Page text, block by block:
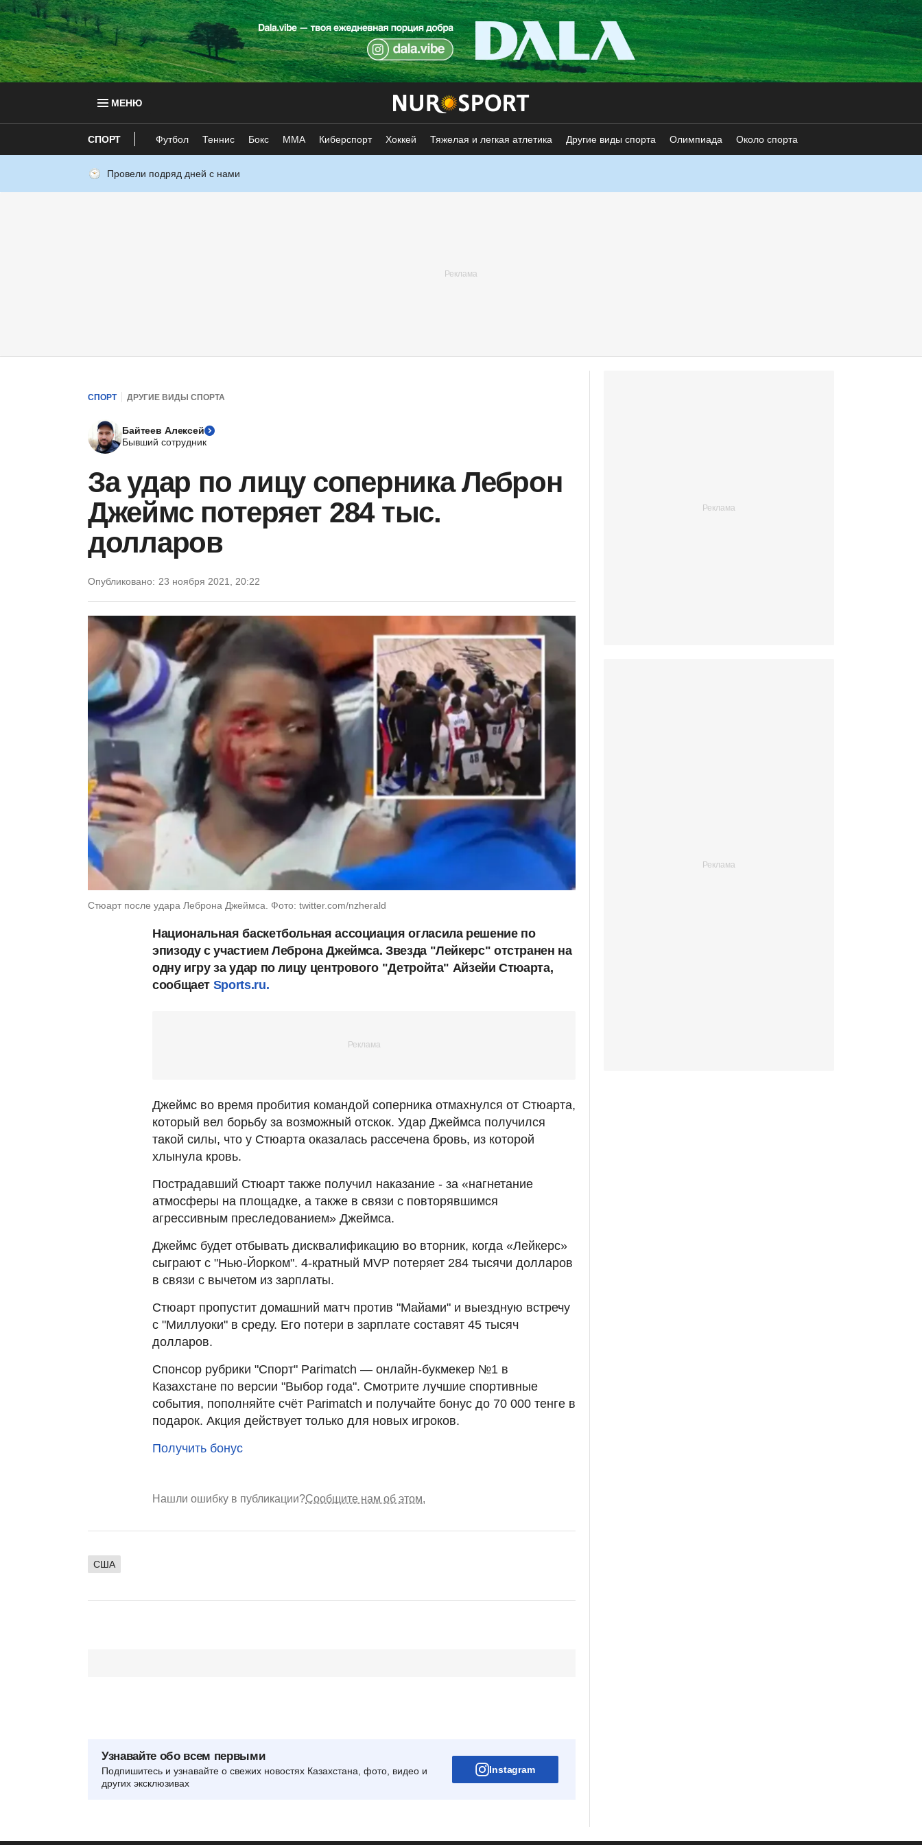
МЕНЮ
СПОРТ Футбол Теннис Бокс ММА Киберспорт Хоккей Тяжелая и легкая атлетика Другие виды спорта Олимпиада Около спорта
Провели подряд дней с нами
СПОРТ ДРУГИЕ ВИДЫ СПОРТА
Байтеев Алексей
Бывший сотрудник
За удар по лицу соперника Леброн
Джеймс потеряет 284 тыс.
долларов
Опубликовано: 23 ноября 2021, 20:22
Стюарт после удара Леброна Джеймса. Фото: twitter.com/nzherald
Национальная баскетбольная ассоциация огласила решение по
эпизоду с участием Леброна Джеймса. Звезда "Лейкерс" отстранен на
одну игру за удар по лицу центрового "Детройта" Айзейи Стюарта,
сообщает Sports.ru.
Джеймс во время пробития командой соперника отмахнулся от Стюарта,
который вел борьбу за возможный отскок. Удар Джеймса получился
такой силы, что у Стюарта оказалась рассечена бровь, из которой
хлынула кровь.
Пострадавший Стюарт также получил наказание - за «нагнетание
атмосферы на площадке, а также в связи с повторявшимся
агрессивным преследованием» Джеймса.
Джеймс будет отбывать дисквалификацию во вторник, когда «Лейкерс»
сыграют с "Нью-Йорком". 4-кратный MVP потеряет 284 тысячи долларов
в связи с вычетом из зарплаты.
Стюарт пропустит домашний матч против "Майами" и выездную встречу
с "Миллуоки" в среду. Его потери в зарплате составят 45 тысяч
долларов.
Спонсор рубрики "Спорт" Parimatch — онлайн-букмекер №1 в
Казахстане по версии "Выбор года". Смотрите лучшие спортивные
события, пополняйте счёт Parimatch и получайте бонус до 70 000 тенге в
подарок. Акция действует только для новых игроков.
Получить бонус
Нашли ошибку в публикации?Сообщите нам об этом.
США
Узнавайте обо всем первыми
Подпишитесь и узнавайте о свежих новостях Казахстана, фото, видео и
других эксклюзивах
Instagram